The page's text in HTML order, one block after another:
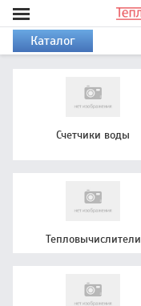
Каталог
Счетчики воды
Тепловычислители